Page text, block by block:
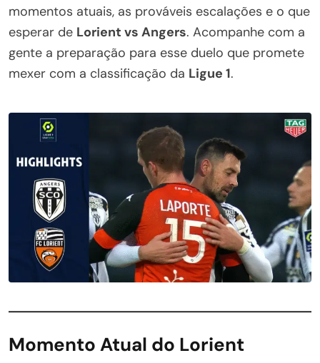
momentos atuais, as prováveis escalações e o que
esperar de Lorient vs Angers. Acompanhe com a
gente a preparação para esse duelo que promete
mexer com a classificação da Ligue 1.
Momento Atual do Lorient